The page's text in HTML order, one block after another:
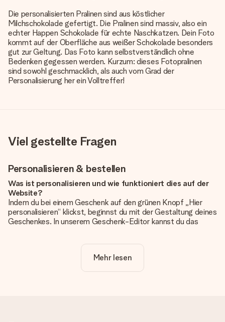
Die personalisierten Pralinen sind aus köstlicher
Milchschokolade gefertigt. Die Pralinen sind massiv, also ein
echter Happen Schokolade für echte Naschkatzen. Dein Foto
kommt auf der Oberfläche aus weißer Schokolade besonders
gut zur Geltung. Das Foto kann selbstverständlich ohne
Bedenken gegessen werden. Kurzum: dieses Fotopralinen
sind sowohl geschmacklich, als auch vom Grad der
Personalisierung her ein Volltreffer!
Viel gestellte Fragen
Personalisieren & bestellen
Was ist personalisieren und wie funktioniert dies auf der
Website?
Indem du bei einem Geschenk auf den grünen Knopf „Hier
personalisieren“ klickst, beginnst du mit der Gestaltung deines
Geschenkes. In unserem Geschenk-Editor kannst du das
noch eines unserer angebotenen Designs, um deinem
Geschenk die perfekte Ausstrahlung zu verleihen.
Mehr lesen